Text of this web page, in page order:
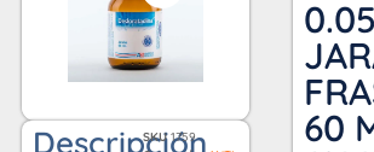
Descripción
SKU1759
0.05
60